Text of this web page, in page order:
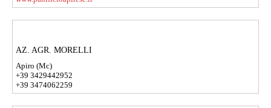
AZ. AGR. MORELLI
Apiro (Mc)
+39 3429442952
+39 3474062259